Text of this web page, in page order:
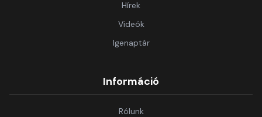
Hírek
Videók
Igenaptár
Információ
Rólunk